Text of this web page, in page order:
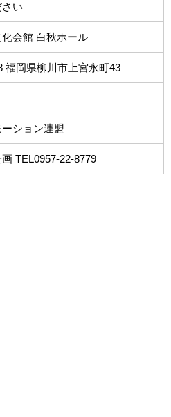
さい
会館 白秋ホール
福岡県柳川市上宮永町43
ション連盟
TEL0957-22-8779